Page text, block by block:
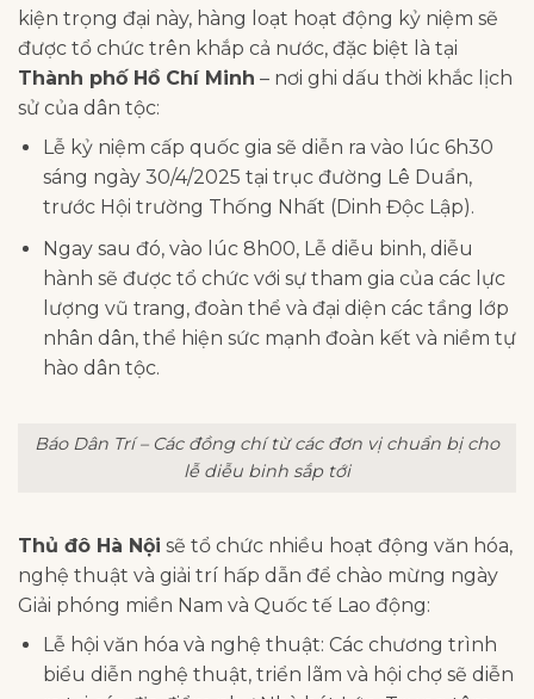
kiện trọng đại này, hàng loạt hoạt động kỷ niệm sẽ
được tổ chức trên khắp cả nước, đặc biệt là tại
Thành phố Hồ Chí Minh – nơi ghi dấu thời khắc lịch
sử của dân tộc:
Lễ kỷ niệm cấp quốc gia sẽ diễn ra vào lúc 6h30
sáng ngày 30/4/2025 tại trục đường Lê Duẩn,
trước Hội trường Thống Nhất (Dinh Độc Lập).
Ngay sau đó, vào lúc 8h00, Lễ diễu binh, diễu
hành sẽ được tổ chức với sự tham gia của các lực
lượng vũ trang, đoàn thể và đại diện các tầng lớp
nhân dân, thể hiện sức mạnh đoàn kết và niềm tự
hào dân tộc.
Báo Dân Trí – Các đồng chí từ các đơn vị chuẩn bị cho
lễ diễu binh sắp tới
Thủ đô Hà Nội sẽ tổ chức nhiều hoạt động văn hóa,
nghệ thuật và giải trí hấp dẫn để chào mừng ngày
Giải phóng miền Nam và Quốc tế Lao động:
Lễ hội văn hóa và nghệ thuật: Các chương trình
biểu diễn nghệ thuật, triển lãm và hội chợ sẽ diễn